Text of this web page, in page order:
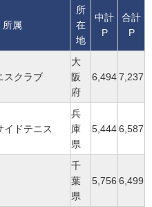
所属
所
在
地
中計
P
合計
P
スクラブ
大
阪
府
6,4947,237
イドテニス
兵
庫
県
5,4446,587
千
葉
県
5,756 6,499